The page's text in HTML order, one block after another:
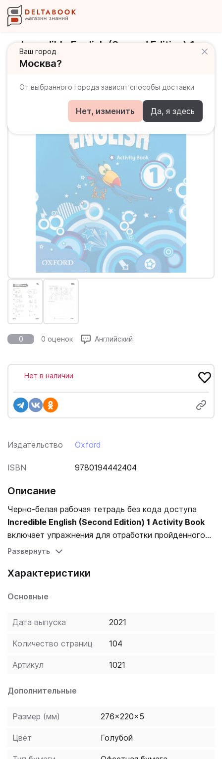
Ваш город
Москва?
От выбранного города зависят способы доставки
Нет, изменить Да, я здесь
Incredible English (Second Edition) 1
Activity Book / Рабочая тетрадь
0 0 оценок Английский
Издательство Oxford
ISBN 9780194442404
Нет в наличии
Описание
Черно-белая рабочая тетрадь без кода доступа
Incredible English (Second Edition) 1 Activity Book
включает упражнения для отработки пройденного
материала учебника.
Развернуть
Характеристики
Основные
Дата выпуска 2021
Количество страниц 104
Артикул 1021
Дополнительные
Размер (мм) 276x220x5
Цвет Голубой